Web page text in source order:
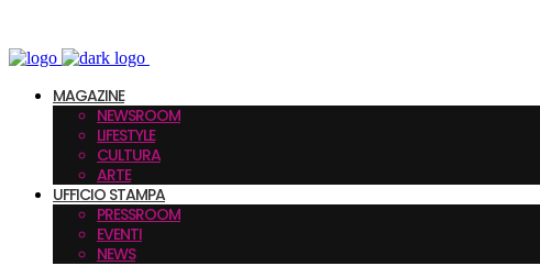
MAGAZINE
NEWSROOM
LIFESTYLE
CULTURA
ARTE
UFFICIO STAMPA
PRESSROOM
EVENTI
NEWS